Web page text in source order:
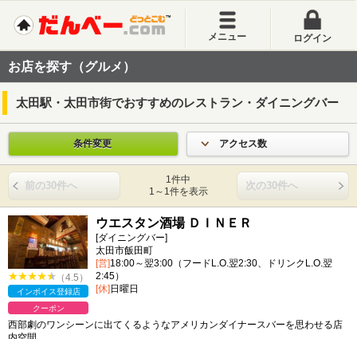
メニュー ログイン
お店を探す（グルメ）
太田駅・太田市街でおすすめのレストラン・ダイニングバー
条件変更 アクセス数
前の30件へ
1件中
1～1件を表示
次の30件へ
（4.5）
インボイス登録店
クーポン
ウエスタン酒場 ＤＩＮＥＲ
[ダイニングバー]
太田市飯田町
[営]18:00～翌3:00（フードL.O.翌2:30、ドリンクL.O.翌
2:45）
[休]日曜日
西部劇のワンシーンに出てくるようなアメリカンダイナースバーを思わせる店